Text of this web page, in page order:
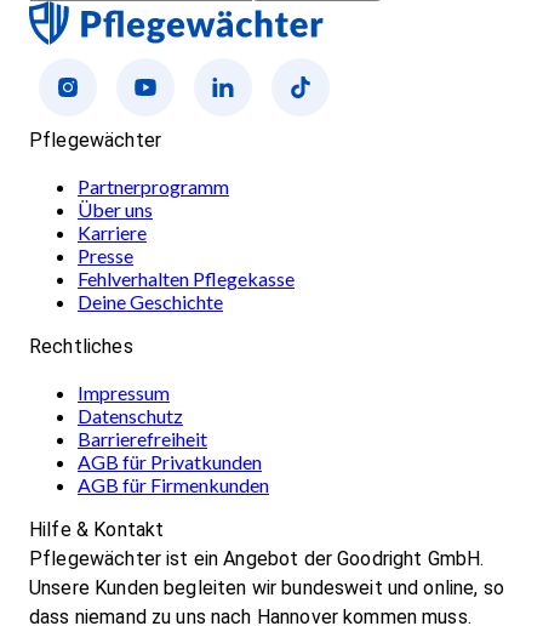
Pflegewächter
Partnerprogramm
Über uns
Karriere
Presse
Fehlverhalten Pflegekasse
Deine Geschichte
Rechtliches
Impressum
Datenschutz
Barrierefreiheit
AGB für Privatkunden
AGB für Firmenkunden
Hilfe & Kontakt
Pflegewächter ist ein Angebot der Goodright GmbH.
Unsere Kunden begleiten wir bundesweit und online, so
dass niemand zu uns nach Hannover kommen muss.